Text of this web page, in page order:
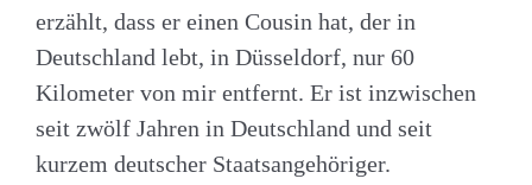
erzählt, dass er einen Cousin hat, der in
Deutschland lebt, in Düsseldorf, nur 60
Kilometer von mir entfernt. Er ist inzwischen
seit zwölf Jahren in Deutschland und seit
kurzem deutscher Staatsangehöriger.